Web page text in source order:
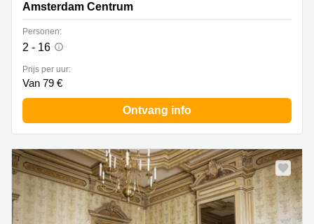
Amsterdam Centrum
Personen:
2 - 16
Prijs per uur:
Van 79 €
Ontvang info